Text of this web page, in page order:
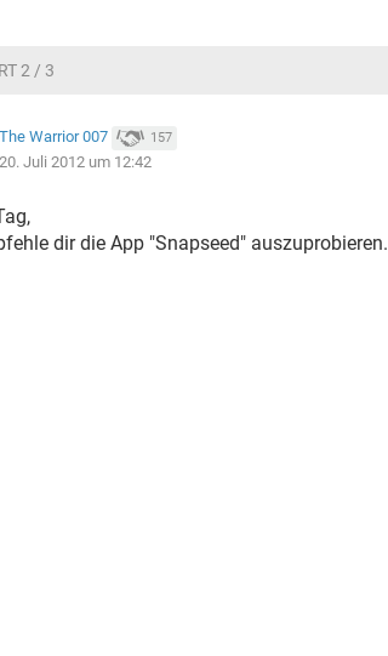
2 / 3
The Warrior 007 157
20. Juli 2012 um 12:42
dir die App "Snapseed" auszuprobieren.